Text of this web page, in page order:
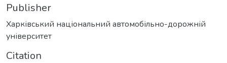
Publisher
Харківський національний автомобільно-дорожній
університет
Citation